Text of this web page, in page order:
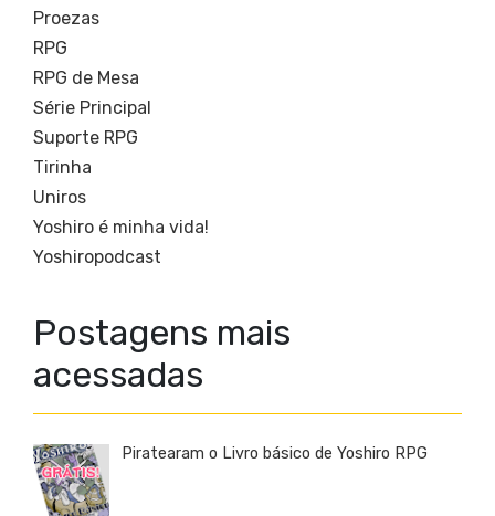
Proezas
RPG
RPG de Mesa
Série Principal
Suporte RPG
Tirinha
Uniros
Yoshiro é minha vida!
Yoshiropodcast
Postagens mais
acessadas
Piratearam o Livro básico de Yoshiro RPG